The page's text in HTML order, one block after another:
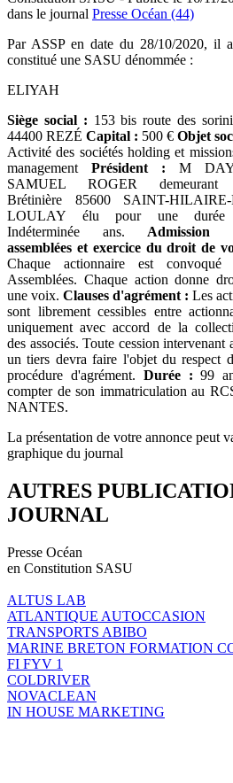
dans le journal Presse Océan (44)
Par ASSP en date du 28/10/2020, il
constitué une SASU dénommée :
ELIYAH
Siège social : 153 bis route des
44400 REZÉ Capital : 500 € Objet
Activité des sociétés holding et
management Président : M
SAMUEL ROGER
Brétinière 85600 SAINT-HILAIRE-
LOULAY élu pour une
Indéterminée ans. Admission
assemblées et exercice du droit de
Chaque actionnaire est convoqué
Assemblées. Chaque action donne
une voix. Clauses d'agrément : Les
sont librement cessibles entre
uniquement avec accord de la
des associés. Toute cession intervenant
un tiers devra faire l'objet du respect
procédure d'agrément. Durée : 99
compter de son immatriculation au
NANTES.
La présentation de votre annonce peut
graphique du journal
AUTRES
JOURNAL
Presse Océan
en Constitution SASU
ALTUS LAB
ATLANTIQUE AUTOCCASION
TRANSPORTS ABIBO
MARINE BRETON FORMATION
FI FYV 1
COLDRIVER
NOVACLEAN
IN HOUSE MARKETING